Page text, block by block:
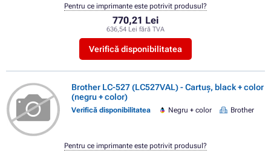
770,21 Lei
636,54 Lei fără TVA
Verifică disponibilitatea
Pentru ce imprimante este potrivit produsul?
Brother LC-527 (LC527VAL) - Cartuș, black + color
(negru + color)
Verifică disponibilitatea Negru + color Brother
Pentru ce imprimante este potrivit produsul?